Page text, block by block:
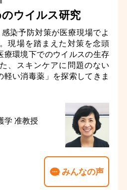
ウイルス研究
染予防対策が医療現場でよ
現場を踏まえた対策を念頭
療環境下でのウイルスの生存
、スキンケアに問題のない
軽い消毒薬」を探索してきま
学 准教授
みんなの声